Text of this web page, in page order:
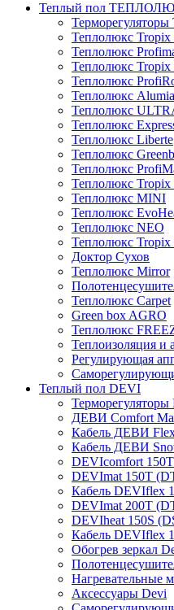
Теплый пол
Теплолюкс Tropix
Теплолюкс
Теплолюкс
Теплолюкс
Теплолюкс Alumia
Теплолюкс
Теплолюкс
Теплолюкс Liberte
Теплолюкс
Теплолюкс
Теплолюкс Tropix
Теплолюкс MINI
Теплолюкс
Теплолюкс NEO
Теплолюкс
Доктор Сухов
Теплолюкс Mirror
Теплолюкс Carpet
Green box AGRO
Теплолюкс
Теплоизоляция и
Регулирующая
Теплый пол DEVI
ДЕВИ Comfort
Кабель ДЕВИ
Кабель ДЕВИ
DEVIcomfort
DEVImat 150T
Кабель DEVIflex
DEVImat 200T
DEVIheat 150S
Кабель DEVIflex
Обогрев зеркал
Нагревательные
Аксессуары Devi